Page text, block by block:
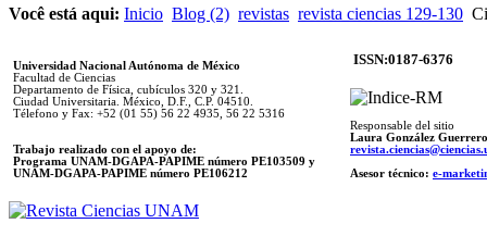
Você está aqui: Inicio Blog (2) revistas revista ciencias 129-130
Universidad Nacional Autónoma de México
Facultad de Ciencias
Departamento de Física, cubículos 320 y 321.
Ciudad Universitaria. México, D.F., C.P. 04510.
Télefono y Fax: +52 (01 55) 56 22 4935, 56 22 5316
Trabajo realizado con el apoyo de:
Programa UNAM-DGAPA-PAPIME número PE103509 y
UNAM-DGAPA-PAPIME número PE106212
ISSN:0187-6376
Responsable del sitio
Laura González Guerrero
Asesor técnico: e-